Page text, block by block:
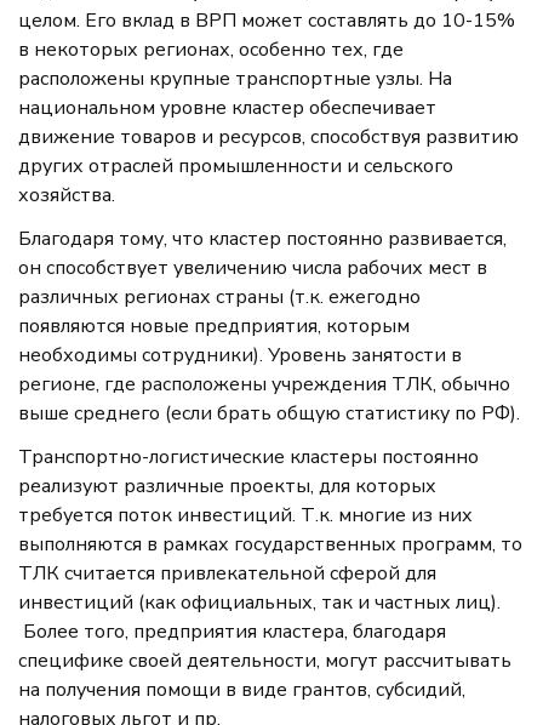
целом. Его вклад в ВРП может составлять до 10-15%
в некоторых регионах, особенно тех, где
расположены крупные транспортные узлы. На
национальном уровне кластер обеспечивает
движение товаров и ресурсов, способствуя развитию
других отраслей промышленности и сельского
хозяйства.
Благодаря тому, что кластер постоянно развивается,
он способствует увеличению числа рабочих мест в
различных регионах страны (т.к. ежегодно
появляются новые предприятия, которым
необходимы сотрудники). Уровень занятости в
регионе, где расположены учреждения ТЛК, обычно
выше среднего (если брать общую статистику по РФ).
Транспортно-логистические кластеры постоянно
реализуют различные проекты, для которых
требуется поток инвестиций. Т.к. многие из них
выполняются в рамках государственных программ, то
ТЛК считается привлекательной сферой для
инвестиций (как официальных, так и частных лиц).
Более того, предприятия кластера, благодаря
специфике своей деятельности, могут рассчитывать
на получения помощи в виде грантов, субсидий,
налоговых льгот и пр.